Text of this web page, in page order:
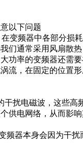
以下问题
变频器中各部分损
们通常采用风扇散
功率的变频器还需
流，在固定的位置
干扰电磁波，这些
供电网络，从而影
频器本身会因为干